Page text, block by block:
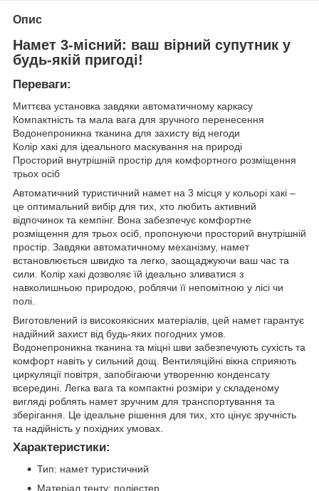
Опис
Намет 3-місний: ваш вірний супутник у
будь-якій пригоді!
Переваги:
Миттєва установка завдяки автоматичному каркасу
Компактність та мала вага для зручного перенесення
Водонепроникна тканина для захисту від негоди
Колір хакі для ідеального маскування на природі
Просторий внутрішній простір для комфортного розміщення
трьох осіб
Автоматичний туристичний намет на 3 місця у кольорі хакі –
це оптимальний вибір для тих, хто любить активний
відпочинок та кемпінг. Вона забезпечує комфортне
розміщення для трьох осіб, пропонуючи просторий внутрішній
простір. Завдяки автоматичному механізму, намет
встановлюється швидко та легко, заощаджуючи ваш час та
сили. Колір хакі дозволяє їй ідеально зливатися з
навколишньою природою, роблячи її непомітною у лісі чи
полі.
Виготовлений із високоякісних матеріалів, цей намет гарантує
надійний захист від будь-яких погодних умов.
Водонепроникна тканина та міцні шви забезпечують сухість та
комфорт навіть у сильний дощ. Вентиляційні вікна сприяють
циркуляції повітря, запобігаючи утворенню конденсату
всередині. Легка вага та компактні розміри у складеному
вигляді роблять намет зручним для транспортування та
зберігання. Це ідеальне рішення для тих, хто цінує зручність
та надійність у похідних умовах.
Характеристики:
Тип: намет туристичний
Матеріал тенту: поліестер